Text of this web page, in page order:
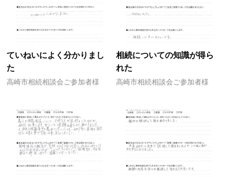
ていねいによく分かりまし
た
高崎市相続相談会ご参加者様
相続についての知識が得ら
れた
高崎市相続相談会ご参加者様